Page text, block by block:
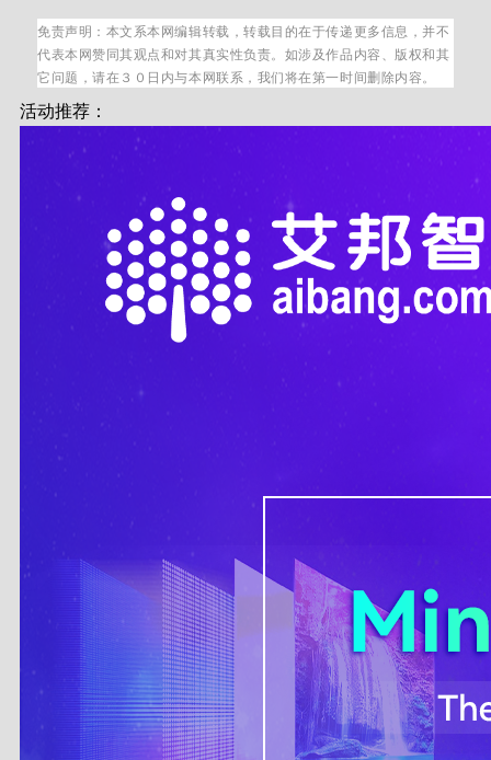
免责声明：本文系本网编辑转载，转载目的在于传递更多信息，并不
代表本网赞同其观点和对其真实性负责。如涉及作品内容、版权和其
它问题，请在３０日内与本网联系，我们将在第一时间删除内容。
活动推荐：